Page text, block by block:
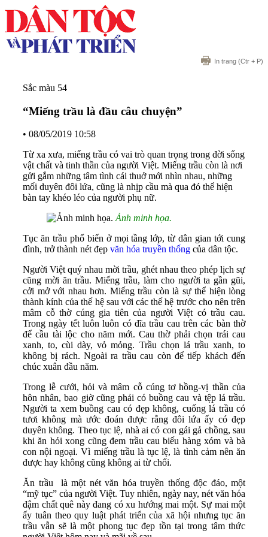
In trang (Ctr + P)
Sắc màu 54
“Miếng trầu là đầu câu chuyện”
• 08/05/2019 10:58
Từ xa xưa, miếng trầu có vai trò quan trọng trong đời sống
vật chất và tinh thần của người Việt. Miếng trầu còn là nơi
gửi gắm những tâm tình cái thuở mới nhìn nhau, những
mối duyên đôi lứa, cũng là nhịp cầu mà qua đó thể hiện
bàn tay khéo léo của người phụ nữ.
Ảnh minh họa.
Tục ăn trầu phổ biến ở mọi tầng lớp, từ dân gian tới cung
đình, trở thành nét đẹp văn hóa truyền thống của dân tộc.
Người Việt quý nhau mời trầu, ghét nhau theo phép lịch sự
cũng mời ăn trầu. Miếng trầu, làm cho người ta gần gũi,
cởi mở với nhau hơn. Miếng trầu còn là sự thể hiện lòng
thành kính của thế hệ sau với các thế hệ trước cho nên trên
mâm cỗ thờ cúng gia tiên của người Việt có trầu cau.
Trong ngày tết luôn luôn có đĩa trầu cau trên các bàn thờ
để cầu tài lộc cho năm mới. Cau thờ phải chọn trái cau
xanh, to, cùi dày, vỏ mỏng. Trầu chọn lá trầu xanh, to
không bị rách. Ngoài ra trầu cau còn để tiếp khách đến
chúc xuân đầu năm.
Trong lễ cưới, hỏi và mâm cỗ cúng tơ hồng-vị thần của
hôn nhân, bao giờ cũng phải có buồng cau và tệp lá trầu.
Người ta xem buồng cau có đẹp không, cuống lá trầu có
tươi không mà ước đoán được rằng đôi lứa ấy có đẹp
duyên không. Theo tục lệ, nhà ai có con gái gả chồng, sau
khi ăn hỏi xong cũng đem trầu cau biếu hàng xóm và bà
con nội ngoại. Vì miếng trầu là tục lệ, là tình cảm nên ăn
được hay không cũng không ai từ chối.
Ăn trầu là một nét văn hóa truyền thống độc đáo, một
“mỹ tục” của người Việt. Tuy nhiên, ngày nay, nét văn hóa
đậm chất quê này đang có xu hướng mai một. Sự mai một
ấy tuân theo quy luật phát triển của xã hội nhưng tục ăn
trầu vẫn sẽ là một phong tục đẹp tồn tại trong tâm thức